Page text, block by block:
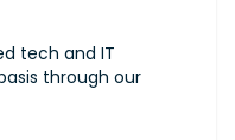
Java
ActiveX ANT
Jenkins Azure
tech and IT
through our